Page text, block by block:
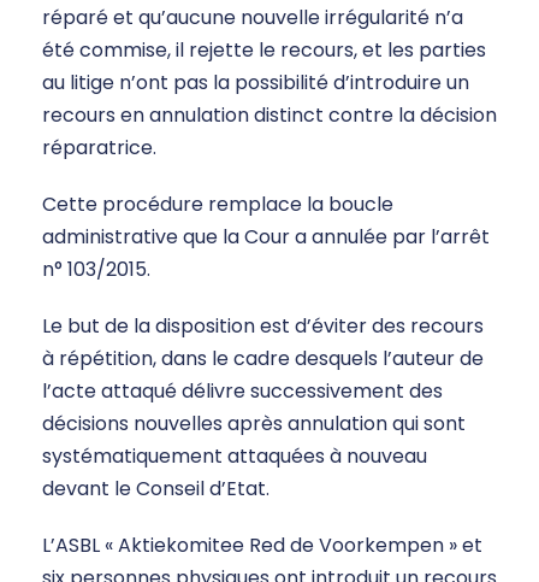
réparé et qu’aucune nouvelle irrégularité n’a
été commise, il rejette le recours, et les parties
au litige n’ont pas la possibilité d’introduire un
recours en annulation distinct contre la décision
réparatrice.
Cette procédure remplace la boucle
administrative que la Cour a annulée par l’arrêt
n° 103/2015.
Le but de la disposition est d’éviter des recours
à répétition, dans le cadre desquels l’auteur de
l’acte attaqué délivre successivement des
décisions nouvelles après annulation qui sont
systématiquement attaquées à nouveau
devant le Conseil d’Etat.
L’ASBL « Aktiekomitee Red de Voorkempen » et